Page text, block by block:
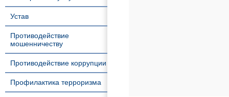
Устав
Противодействие
мошенничеству
Противодействие коррупции
Профилактика терроризма